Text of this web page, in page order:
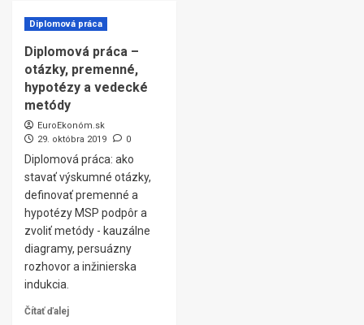
Diplomová práca
Diplomová práca –
otázky, premenné,
hypotézy a vedecké
metódy
EuroEkonóm.sk
29. októbra 2019
0
Diplomová práca: ako
stavať výskumné otázky,
definovať premenné a
hypotézy MSP podpôr a
zvoliť metódy - kauzálne
diagramy, persuázny
rozhovor a inžinierska
indukcia.
Čítať ďalej